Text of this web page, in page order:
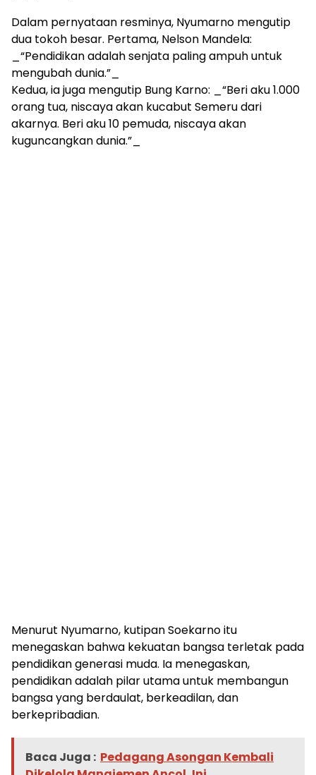
Dalam pernyataan resminya, Nyumarno mengutip
dua tokoh besar. Pertama, Nelson Mandela:
_“Pendidikan adalah senjata paling ampuh untuk
mengubah dunia.”_
Kedua, ia juga mengutip Bung Karno: _“Beri aku 1.000
orang tua, niscaya akan kucabut Semeru dari
akarnya. Beri aku 10 pemuda, niscaya akan
kuguncangkan dunia.”_
Menurut Nyumarno, kutipan Soekarno itu
menegaskan bahwa kekuatan bangsa terletak pada
pendidikan generasi muda. Ia menegaskan,
pendidikan adalah pilar utama untuk membangun
bangsa yang berdaulat, berkeadilan, dan
berkepribadian.
Baca Juga : Pedagang Asongan Kembali